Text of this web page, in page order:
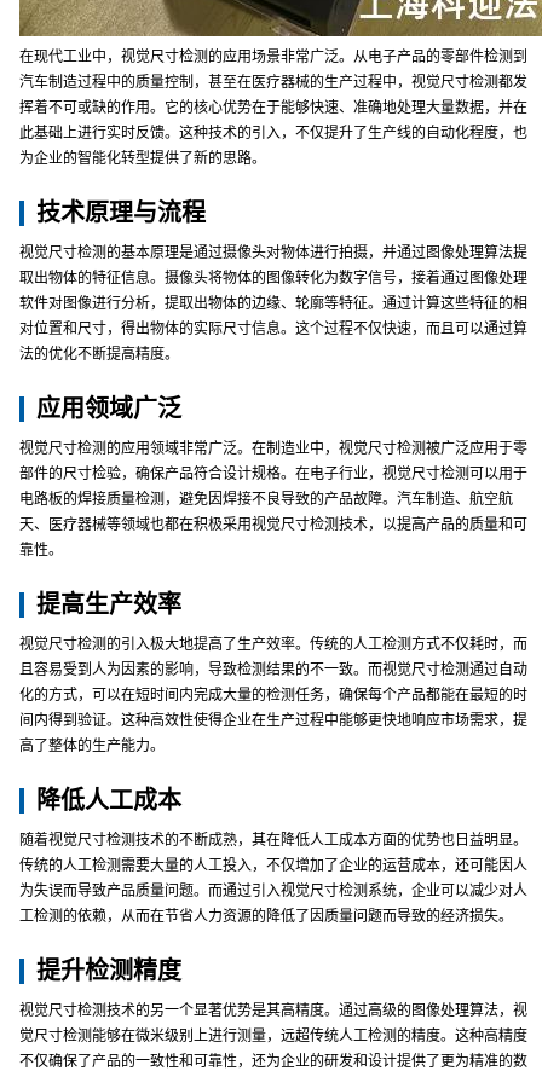
在现代工业中，视觉尺寸检测的应用场景非常广泛。从电子产品的零部件检测到
汽车制造过程中的质量控制，甚至在医疗器械的生产过程中，视觉尺寸检测都发
挥着不可或缺的作用。它的核心优势在于能够快速、准确地处理大量数据，并在
此基础上进行实时反馈。这种技术的引入，不仅提升了生产线的自动化程度，也
为企业的智能化转型提供了新的思路。
技术原理与流程
视觉尺寸检测的基本原理是通过摄像头对物体进行拍摄，并通过图像处理算法提
取出物体的特征信息。摄像头将物体的图像转化为数字信号，接着通过图像处理
软件对图像进行分析，提取出物体的边缘、轮廓等特征。通过计算这些特征的相
对位置和尺寸，得出物体的实际尺寸信息。这个过程不仅快速，而且可以通过算
法的优化不断提高精度。
应用领域广泛
视觉尺寸检测的应用领域非常广泛。在制造业中，视觉尺寸检测被广泛应用于零
部件的尺寸检验，确保产品符合设计规格。在电子行业，视觉尺寸检测可以用于
电路板的焊接质量检测，避免因焊接不良导致的产品故障。汽车制造、航空航
天、医疗器械等领域也都在积极采用视觉尺寸检测技术，以提高产品的质量和可
靠性。
提高生产效率
视觉尺寸检测的引入极大地提高了生产效率。传统的人工检测方式不仅耗时，而
且容易受到人为因素的影响，导致检测结果的不一致。而视觉尺寸检测通过自动
化的方式，可以在短时间内完成大量的检测任务，确保每个产品都能在最短的时
间内得到验证。这种高效性使得企业在生产过程中能够更快地响应市场需求，提
高了整体的生产能力。
降低人工成本
随着视觉尺寸检测技术的不断成熟，其在降低人工成本方面的优势也日益明显。
传统的人工检测需要大量的人工投入，不仅增加了企业的运营成本，还可能因人
为失误而导致产品质量问题。而通过引入视觉尺寸检测系统，企业可以减少对人
工检测的依赖，从而在节省人力资源的降低了因质量问题而导致的经济损失。
提升检测精度
视觉尺寸检测技术的另一个显著优势是其高精度。通过高级的图像处理算法，视
觉尺寸检测能够在微米级别上进行测量，远超传统人工检测的精度。这种高精度
不仅确保了产品的一致性和可靠性，还为企业的研发和设计提供了更为精准的数